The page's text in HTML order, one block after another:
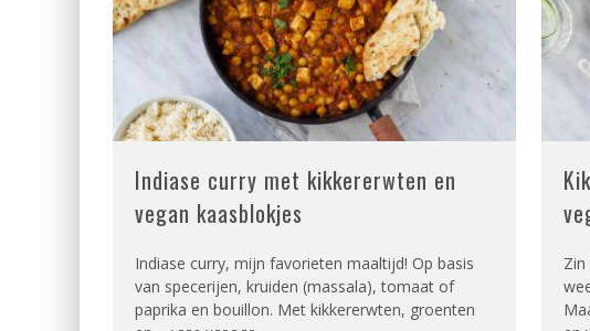
Indiase curry met kikkererwten en
vegan kaasblokjes
Indiase curry, mijn favorieten maaltijd! Op basis
van specerijen, kruiden (massala), tomaat of
paprika en bouillon. Met kikkererwten, groenten